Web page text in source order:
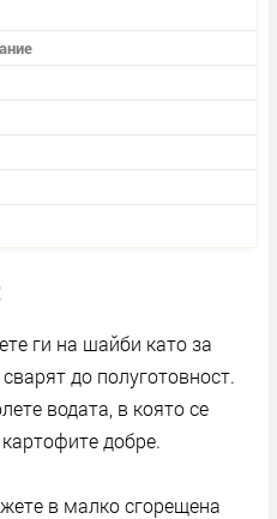
ги на шайби като за
до полуготовност.
водата, в която се
добре.
в малко сгорещена